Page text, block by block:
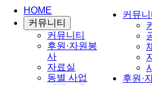
커뮤니
후원·
HOME
커뮤니티
커뮤니티
후원·자원봉
사
자료실
동별 사업